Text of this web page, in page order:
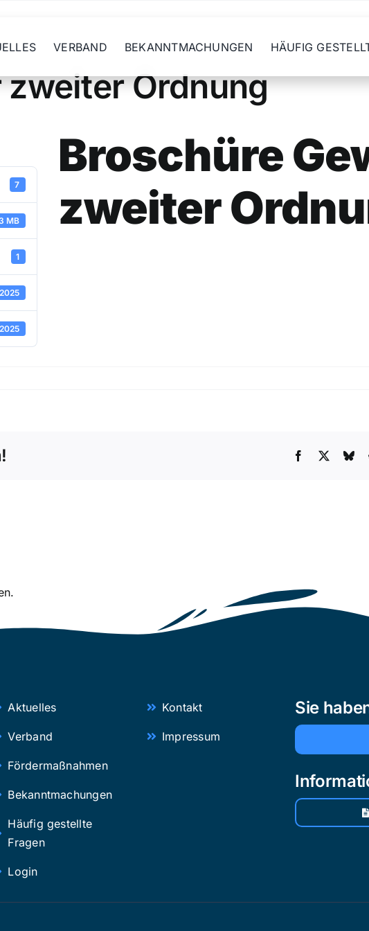
VERBAND BEKANNTMACHUNGEN HÄUFIG
Ordnung
7
MB
1
Broschüre
zweiter
Facebook
X
Aktuelles
Verband
Fördermaßnahmen
Bekanntmachungen
Häufig gestellte
Fragen
Login
Kontakt
Impressum
Sie